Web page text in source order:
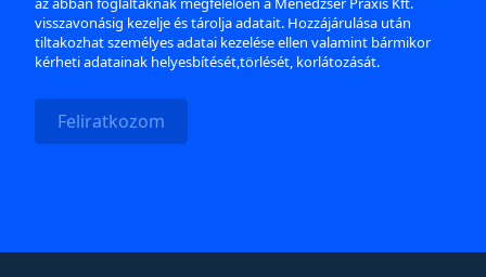
visszavonásig kezelje és tárolja adatait. Hozzájárulása után
tiltakozhat személyes adatai kezelése ellen valamint bármikor
kérheti adatainak helyesbítését,törlését, korlátozását.
Feliratkozom